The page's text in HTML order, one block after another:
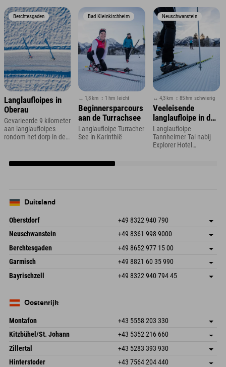
Berchtesgaden
Langlaufloipes in
Oberau
Gevarieerde 9 kilometer
aan langlaufloipes
rondom het dorp in de
Bad Kleinkirchheim
↔ 1,8 km ↕ 1 hm leicht
Beginnersparcours
aan de Turrachsee
Langlaufloipe Turracher
See in Karinthië
Neuschwanstein
↔ 4,3 km ↕ 85 hm schwierig
Veeleisende
langlaufloipe in de
Tannheimervallei
Langlaufloipe
Tannheimer Tal nabij
Explorer Hotel
Duitsland
Oberstdorf +49 8322 940 790
An der Breitach 3
Duitsland
Adres opslaan
Booking
Neuschwanstein +49 8361 998 9000
An der Riese 45
87484 Nesselwang im Allgäu
Duitsland
Adres opslaan
Booking
Berchtesgaden +49 8652 977 15 00
Hofreitstr. 7
Duitsland
Adres opslaan
Booking
Garmisch +49 8821 60 35 990
Frickenstraße 22
82490 Farchant
Adres opslaan
Bayrischzell +49 8322 940 794 45
Duitsland
Oostenrijk
Montafon +43 5558 203 330
Dorfstr. 127b
6793 Gaschurn/Montafon
Oostenrijk
Adres opslaan
Booking
Kitzbühel/St. Johann +43 5352 216 660
Speckbacherstraße 87
Oostenrijk
Adres opslaan
Booking
Zillertal +43 5283 393 930
Schmiedau 2
Adres opslaan
Hinterstoder +43 7564 204 440